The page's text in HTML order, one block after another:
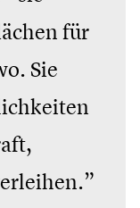
für
Sie